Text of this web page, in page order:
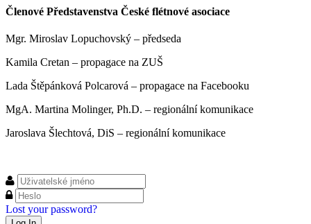
Členové Představenstva České flétnové asociace
Mgr. Miroslav Lopuchovský – předseda
Kamila Cretan – propagace na ZUŠ
Lada Štěpánková Polcarová – propagace na Facebooku
MgA. Martina Molinger, Ph.D. – regionální komunikace
Jaroslava Šlechtová, DiS – regionální komunikace
Lost your password?